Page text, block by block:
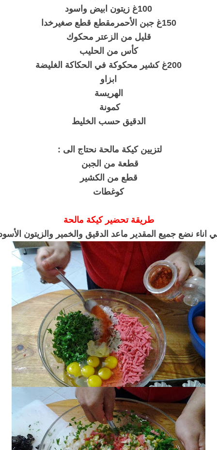
100غ زيتون ابيض واسود
150غ جبن الأحمرمقطع قطع صغيرخدا
قليل من الزعتر محكوك
كأس من الحليب
200غ كشير محكوكة في الحكاكة الغليضة
ابزاو
الهريسة
كمونة
الدقيق حسب الخليط
لتزيين كيكة مالحة نحتاج الى :
قطعة من الجبن
قطع من الكشير
كوغطات
طريقة تحضير كيكة مالحة
اناء نضع جميع المقدير ماعد الدقيق والخمير والزيتون